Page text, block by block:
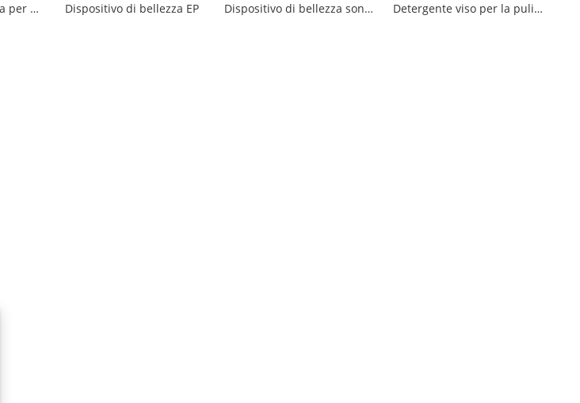
Dispositivo di bellezza per importazione di penetrazione EP Dispositivo di bellezza EP Dispositivo di bellezza sonico booster da 17 MHz Detergente viso per la pulizia profonda